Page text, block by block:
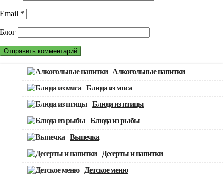
Email *
Блог
Алкогольные напитки
Блюда из мяса
Блюда из птицы
Блюда из рыбы
Выпечка
Десерты и напитки
Детское меню